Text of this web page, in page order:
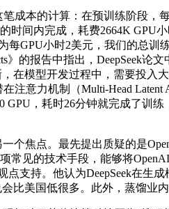
本的计算：在预训练阶段，
时间内完成，耗费2664K
GPU小时2美元，我们的总训
》的报告中指出，
在模型开发过程中，需要投入
注意力机制（Multi-Head
，耗时26分钟就完成了训
焦点。最先提出质疑的是
常见的技术手段，能够将
支持。他认为DeepSeek在
比美国低很多。此外，蒸馏业